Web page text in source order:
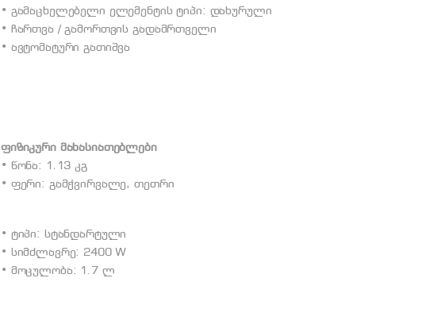
• გამაცხელებელი ელემენტის ტიპი: დახურული
• ჩართვა / გამორთვის გადამრთველი
• ავტომატური გათიშვა
ფიზიკური მახასიათებლები
• წონა: 1.13 კგ
• ფერი: გამჭვირვალე, თეთრი
• ტიპი: სტანდარტული
• სიმძლავრე: 2400 W
• მოცულობა: 1.7 ლ